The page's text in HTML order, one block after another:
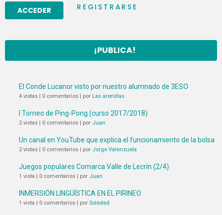
REGISTRARSE
¡PUBLICA!
El Conde Lucanor visto por nuestro alumnado de 3ESO
4 vistas 0 comentarios por Las arenillas
I Torneo de Ping-Pong (curso 2017/2018)
2 vistas 0 comentarios por Juan
Un canal en YouTube que explica el funcionamiento de la bolsa
2 vistas 0 comentarios por Jorge Valenzuela
Juegos populares Comarca Valle de Lecrín (2/4)
1 vista 0 comentarios por Juan
INMERSIÓN LINGÜÍSTICA EN EL PIRINEO
1 vista 0 comentarios por Soledad